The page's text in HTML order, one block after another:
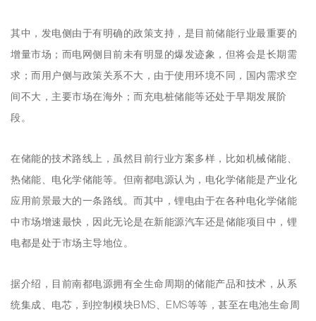
其中，发电侧由于有明确的政策支持，是目前储能行业最重要的
增量市场；而电网侧目前未有明显的爆发迹象，但将会是长期需
求；而用户侧与政策关系不大，由于使用环境不同，国内需求空
间不大，主要市场在海外；而充电桩储能等还处于早期发展阶
段。
在储能的技术路线上，虽然目前行业方案多样，比如机械储能、
热储能、电化学储能等。但南都电源认为，电化学储能是产业化
应用前景最大的一条路线。而其中，锂电由于在各种电化学储能
中市场增速最快，因此无论是在新能源汽车还是储能项目中，锂
电都是处于市场主导地位。
据介绍，目前南都电源拥有全生命周期的储能产品和技术，从系
统集成、电芯，到控制模块BMS、EMS等等，甚至在电池生命周